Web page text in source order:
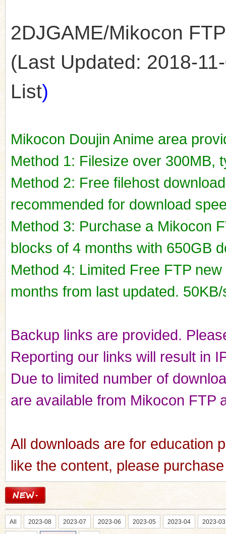
2DJGAME/Mikocon
(Last Updated: 2018-
List)
Mikocon Doujin Anime area
Method 1: Filesize over 300MB,
Method 2: Free filehost
recommended for download
Method 3: Purchase a Mikocon
blocks of 4 months with 650GB
Method 4: Limited Free FTP
months from last updated.
Backup links are provided.
Reporting our links will result in
Due to limited number of
are available from Mikocon FTP
All downloads are for education
like the content, please
All 2023-08 2023-07 2023-06 2023-05 2023-04 2023-03